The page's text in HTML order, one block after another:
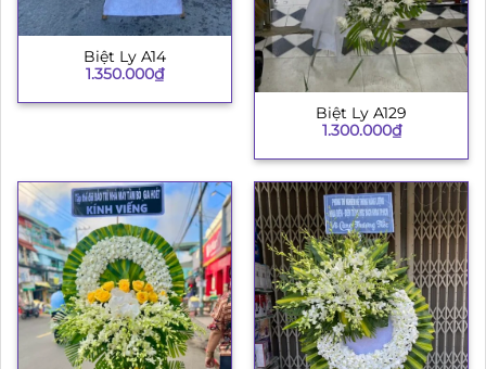
Biệt Ly A14
1.350.000₫
Biệt Ly A129
1.300.000₫